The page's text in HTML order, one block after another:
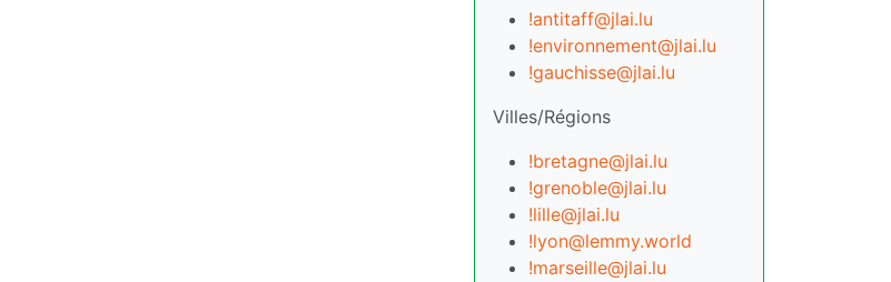
!antitaff@jlai.lu
!environnement@jlai.lu
!gauchisse@jlai.lu
Villes/Régions
!bretagne@jlai.lu
!grenoble@jlai.lu
!lille@jlai.lu
!lyon@lemmy.world
!marseille@jlai.lu